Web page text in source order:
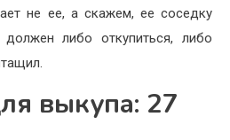
не ее, а скажем, ее соседку
должен либо откупиться, либо
выкупа: 27